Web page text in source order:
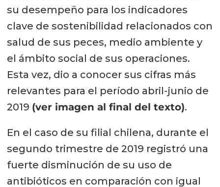
su desempeño para los indicadores
clave de sostenibilidad relacionados con
salud de sus peces, medio ambiente y
el ámbito social de sus operaciones.
Esta vez, dio a conocer sus cifras más
relevantes para el período abril-junio de
2019 (ver imagen al final del texto).
En el caso de su filial chilena, durante el
segundo trimestre de 2019 registró una
fuerte disminución de su uso de
antibióticos en comparación con igual